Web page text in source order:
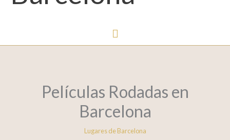
Películas Rodadas en
Barcelona
Lugares de Barcelona